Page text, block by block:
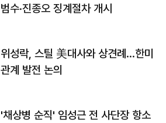
범수·진종오 징계절차 개시
위성락, 스틸 美대사와 상견례…한미
관계 발전 논의
'채상병 순직' 임성근 전 사단장 항소